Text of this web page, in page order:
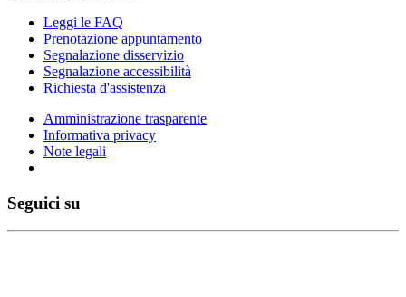
Leggi le FAQ
Prenotazione appuntamento
Segnalazione disservizio
Segnalazione accessibilità
Richiesta d'assistenza
Amministrazione trasparente
Informativa privacy
Note legali
Seguici su